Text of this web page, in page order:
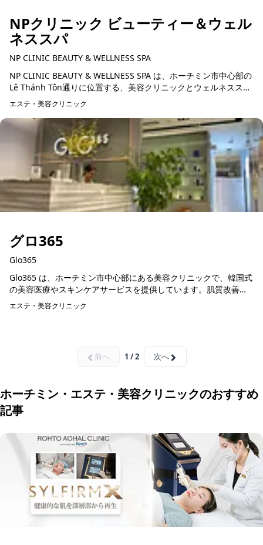
NPクリニック ビューティー＆ウェル
ネススパ
NP CLINIC BEAUTY & WELLNESS SPA
NP CLINIC BEAUTY & WELLNESS SPA は、ホーチミン市中心部の
Lê Thánh Tôn通りに位置する、美容クリニックとウェルネススパ
を併設した施設です。美容医療とリラク...
エステ・美容クリニック
グロ365
Glo365
Glo365 は、ホーチミン市中心部にある美容クリニックで、韓国式
の美容医療やスキンケアサービスを提供しています。肌質改善や
エイジングケア、美白、保湿、ニキビケアなど、一人ひとりの悩
みに合わせた...
エステ・美容クリニック
前へ 1 / 2 次へ
ホーチミン・エステ・美容クリニックのおすすめ
記事